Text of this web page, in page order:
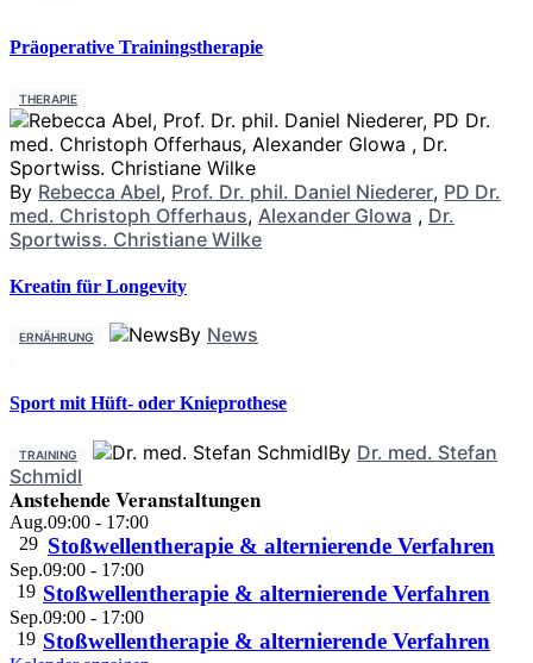
Präoperative Trainingstherapie
THERAPIE
By Rebecca Abel, Prof. Dr. phil. Daniel Niederer, PD Dr.
med. Christoph Offerhaus, Alexander Glowa , Dr.
Sportwiss. Christiane Wilke
Kreatin für Longevity
ERNÄHRUNG By News
Sport mit Hüft- oder Knieprothese
TRAINING By Dr. med. Stefan
Schmidl
Anstehende Veranstaltungen
Aug.
29
09:00 - 17:00
Stoßwellentherapie & alternierende Verfahren
Sep.
19
09:00 - 17:00
Stoßwellentherapie & alternierende Verfahren
Sep.
19
09:00 - 17:00
Stoßwellentherapie & alternierende Verfahren